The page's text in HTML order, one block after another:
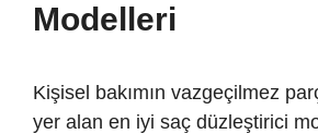
Modelleri
Kişisel bakımın vazgeçilmez
yer alan en iyi saç düzleştirici